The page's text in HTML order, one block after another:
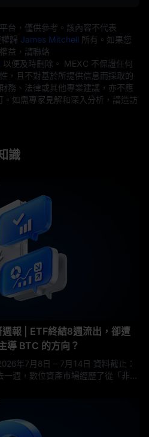
台，僅供參考。該內容不代表
歸 James Mitchell 所有。如果您
益，請聯絡
以便及時刪除。 MEXC 不保證任何
，且不對基於所提供信息而採取的
務、法律或其他專業建議，亦不應
如需專家見解和深入分析，請造訪
識
報 | ETF終結8週流出，卻遭
BTC 的方向？
年7月8日 – 7月14日 資料截止：
週，數位資產市場經歷了從「非農
的戲劇性反轉。週初比特幣在
64,000美元；但週末隨著美伊衝突
政治成為本週最大變量。 7月13